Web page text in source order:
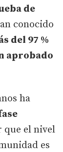
de
conocido
del 97 %
aprobado
ha
que el nivel
es